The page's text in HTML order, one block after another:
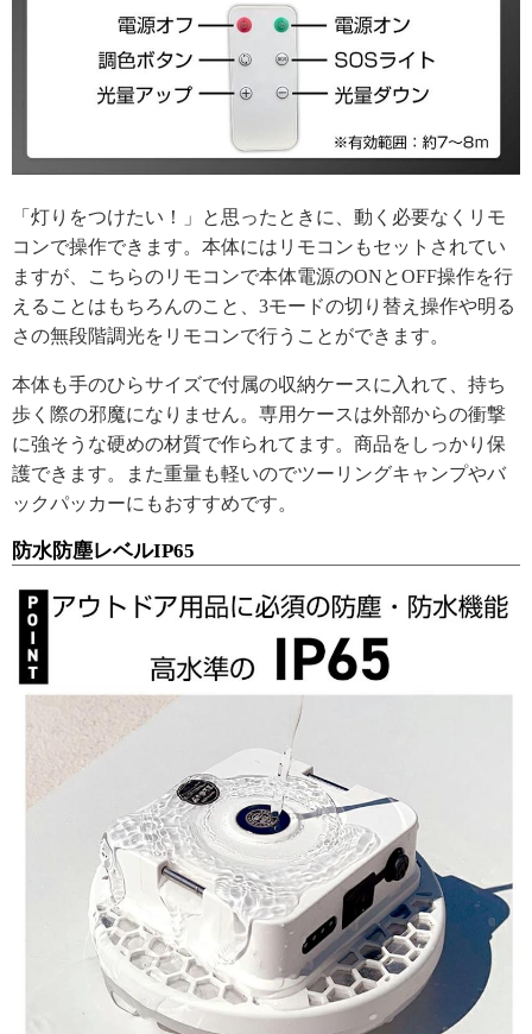
「灯りをつけたい！」と思ったときに、動く必要なくリモ
コンで操作できます。本体にはリモコンもセットされてい
ますが、こちらのリモコンで本体電源のONとOFF操作を行
えることはもちろんのこと、3モードの切り替え操作や明る
さの無段階調光をリモコンで行うことができます。
本体も手のひらサイズで付属の収納ケースに入れて、持ち
歩く際の邪魔になりません。専用ケースは外部からの衝撃
に強そうな硬めの材質で作られてます。商品をしっかり保
護できます。また重量も軽いのでツーリングキャンプやバ
ックパッカーにもおすすめです。
防水防塵レベルIP65